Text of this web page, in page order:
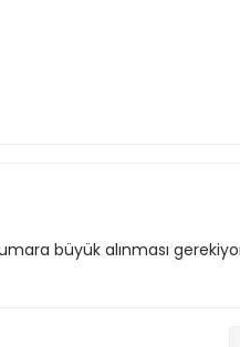
büyük alınması